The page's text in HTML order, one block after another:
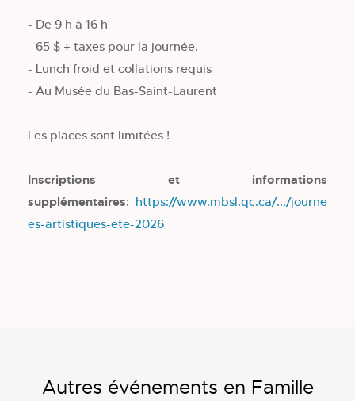
- De 9 h à 16 h
- 65 $ + taxes pour la journée.
- Lunch froid et collations requis
- Au Musée du Bas-Saint-Laurent
Les places sont limitées !
Inscriptions et informations
supplémentaires: https://www.mbsl.qc.ca/.../journe
es-artistiques-ete-2026
Autres événements en Famille